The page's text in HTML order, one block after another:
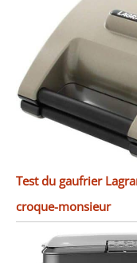
Test du gaufrier
croque-monsieur